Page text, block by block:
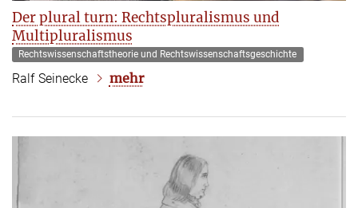
Der plural turn: Rechtspluralismus und
Multipluralismus
Rechtswissenschaftstheorie und Rechtswissenschaftsgeschichte
Ralf Seinecke mehr